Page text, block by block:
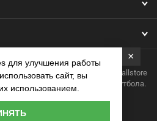
Интернет-магазин Footballstore
бутс, мячей и одежды для футбола.
×
для улучшения работы
сайт, вы
использованием.